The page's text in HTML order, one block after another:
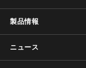
製品情報
ニュース